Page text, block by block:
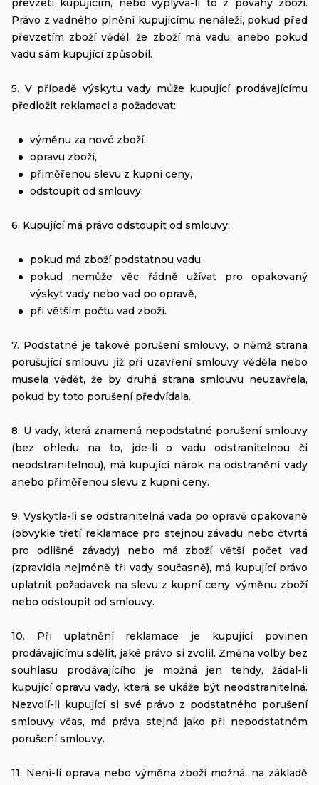
převzetí kupujícím, nebo vyplývá-li to z povahy zboží.
Právo z vadného plnění kupujícímu nenáleží, pokud před
převzetím zboží věděl, že zboží má vadu, anebo pokud
vadu sám kupující způsobil.
5. V případě výskytu vady může kupující prodávajícímu
předložit reklamaci a požadovat:
výměnu za nové zboží,
opravu zboží,
přiměřenou slevu z kupní ceny,
odstoupit od smlouvy.
6. Kupující má právo odstoupit od smlouvy:
pokud má zboží podstatnou vadu,
pokud nemůže věc řádně užívat pro opakovaný
výskyt vady nebo vad po opravě,
při větším počtu vad zboží.
7. Podstatné je takové porušení smlouvy, o němž strana
porušující smlouvu již při uzavření smlouvy věděla nebo
musela vědět, že by druhá strana smlouvu neuzavřela,
pokud by toto porušení předvídala.
8. U vady, která znamená nepodstatné porušení smlouvy
(bez ohledu na to, jde-li o vadu odstranitelnou či
neodstranitelnou), má kupující nárok na odstranění vady
anebo přiměřenou slevu z kupní ceny.
9. Vyskytla-li se odstranitelná vada po opravě opakovaně
(obvykle třetí reklamace pro stejnou závadu nebo čtvrtá
pro odlišné závady) nebo má zboží větší počet vad
(zpravidla nejméně tři vady současně), má kupující právo
uplatnit požadavek na slevu z kupní ceny, výměnu zboží
nebo odstoupit od smlouvy.
10. Při uplatnění reklamace je kupující povinen
prodávajícímu sdělit, jaké právo si zvolil. Změna volby bez
souhlasu prodávajícího je možná jen tehdy, žádal-li
kupující opravu vady, která se ukáže být neodstranitelná.
Nezvolí-li kupující si své právo z podstatného porušení
smlouvy včas, má práva stejná jako při nepodstatném
porušení smlouvy.
11. Není-li oprava nebo výměna zboží možná, na základě